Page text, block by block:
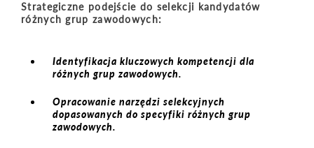
Strategiczne podejście do selekcji kandydatów
różnych grup zawodowych:
Identyfikacja kluczowych kompetencji dla
różnych grup zawodowych.
Opracowanie narzędzi selekcyjnych
dopasowanych do specyfiki różnych grup
zawodowych.